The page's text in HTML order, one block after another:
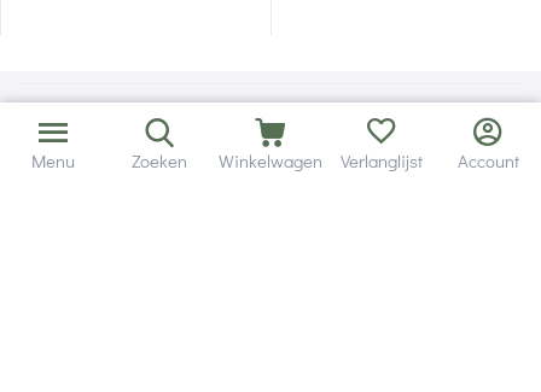
Menu Zoeken Winkelwagen Verlanglijst Account